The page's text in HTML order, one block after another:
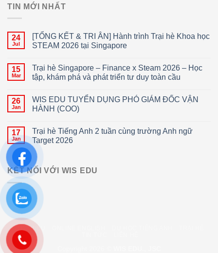
TIN MỚI NHẤT
24
Jul
[TỔNG KẾT & TRI ÂN] Hành trình Trại hè Khoa học
STEAM 2026 tại Singapore
15
Mar
Trại hè Singapore – Finance x Steam 2026 – Học
tập, khám phá và phát triển tư duy toàn cầu
26
Jan
WIS EDU TUYỂN DỤNG PHÓ GIÁM ĐỐC VẬN
HÀNH (COO)
17
Jan
Trại hè Tiếng Anh 2 tuần cùng trường Anh ngữ
Target 2026
KẾT NỐI VỚI WIS EDU
GIỚI THIỆU